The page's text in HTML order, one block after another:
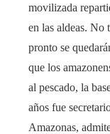
movilizada
en las aldeas. No
pronto se
que los
al pescado, la
años fue
Amazonas,